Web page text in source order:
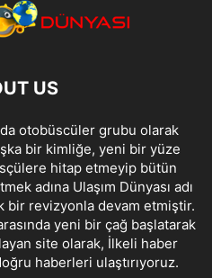
US
otobüscüler grubu olarak
bir kimliğe, yeni bir yüze
hitap etmeyip bütün
adına Ulaşım Dünyası adı
bir revizyonla devam etmiştir.
yeni bir çağ başlatarak
site olarak, İlkeli haber
haberleri ulaştırıyoruz.